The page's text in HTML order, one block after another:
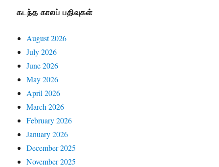
கடந்த காலப் பதிவுகள்
August 2026
July 2026
June 2026
May 2026
April 2026
March 2026
February 2026
January 2026
December 2025
November 2025